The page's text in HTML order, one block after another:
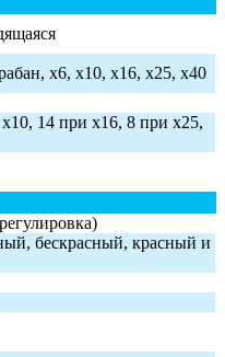
х6, x10, x16, x25, х40
14 при х16, 8 при х25,
бескрасный, красный и